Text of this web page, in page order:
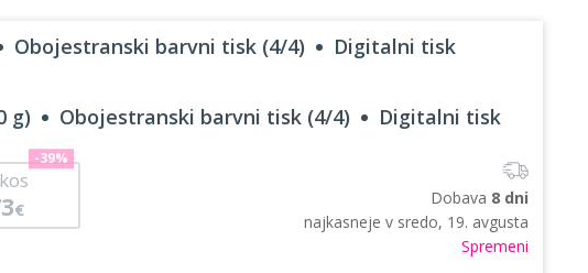
Obojestranski barvni tisk (4/4) Digitalni tisk
g) Obojestranski barvni tisk (4/4) Digitalni tisk
kos
€
-39%
Dobava 8 dni
najkasneje v sredo, 19. avgusta
Spremeni